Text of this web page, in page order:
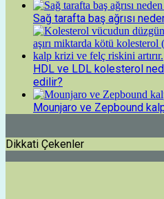
Sağ tarafta baş ağrısı
HDL ve LDL kolesterol
edilir?
Mounjaro ve Zepbound
Dikkati Çekenler